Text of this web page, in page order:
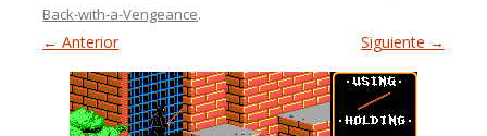
Back-with-a-Vengeance.
← Anterior Siguiente →